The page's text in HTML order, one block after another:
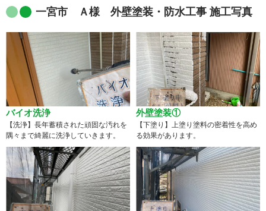
一宮市 Ａ様 外壁塗装・防水工事 施工写真
バイオ洗浄
【洗浄】長年蓄積された頑固な汚れを
隅々まで綺麗に洗浄していきます。
外壁塗装①
【下塗り】上塗り塗料の密着性を高め
る効果があります。